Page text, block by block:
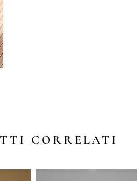
CORRELATI